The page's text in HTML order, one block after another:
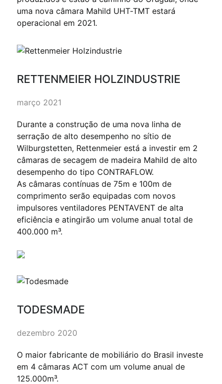
uma nova câmara Mahild UHT-TMT estará
operacional em 2021.
RETTENMEIER HOLZINDUSTRIE
março 2021
Durante a construção de uma nova linha de
serração de alto desempenho no sítio de
Wilburgstetten, Rettenmeier está a investir em 2
câmaras de secagem de madeira Mahild de alto
desempenho do tipo CONTRAFLOW.
As câmaras contínuas de 75m e 100m de
comprimento serão equipadas com novos
impulsores ventiladores PENTAVENT de alta
eficiência e atingirão um volume anual total de
400.000 m³.
TODESMADE
dezembro 2020
O maior fabricante de mobiliário do Brasil investe
em 4 câmaras ACT com um volume anual de
125.000m³.